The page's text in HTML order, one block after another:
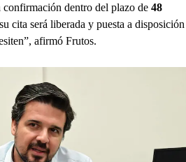
confirmación dentro del plazo de 48
cita será liberada y puesta a disposición
afirmó Frutos.